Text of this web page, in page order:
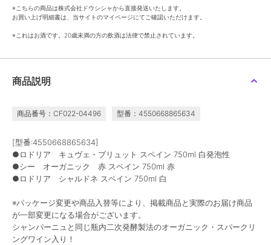
※こちらの商品は株式会社ドウシシャから直接発送いたします。
お買い上げ明細書は、当サイトのマイページにてご確認いただけます。
※これはお酒です。20歳未満の方の飲酒は法律で禁止されています。
商品説明
商品番号：CF022-04496 型番：4550668865634
[型番:4550668865634]
●ロドリア キュヴェ・ブリュット スペイン 750ml 白発泡性
●シー オーガニック 赤 スペイン 750ml 赤
●ロドリア シャルドネ スペイン 750ml 白
※パッケージ変更や商品入替等により、掲載商品と実際のお届け商品
が一部変更になる場合がございます。
シャンパーニュと同じ瓶内二次発酵製法のオーガニック・スパークリ
ングワイン入り！